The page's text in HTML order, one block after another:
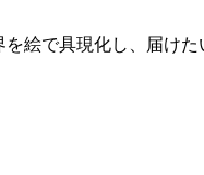
絵で具現化し、届